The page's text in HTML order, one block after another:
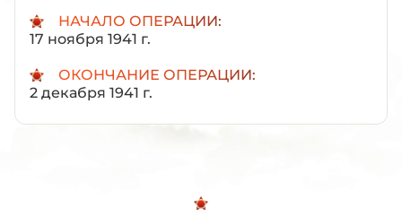
НАЧАЛО ОПЕРАЦИИ:
17 ноября 1941 г.
ОКОНЧАНИЕ ОПЕРАЦИИ:
2 декабря 1941 г.